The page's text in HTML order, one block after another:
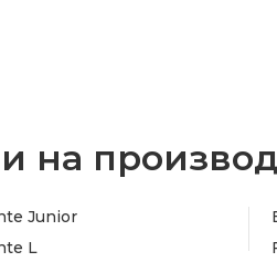
на
Junior
L